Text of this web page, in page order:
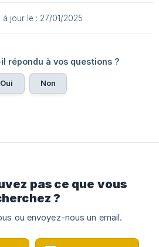
à jour le : 27/01/2025
répondu à vos questions ?
Oui Non
pas ce que vous
?
ou envoyez-nous un email.